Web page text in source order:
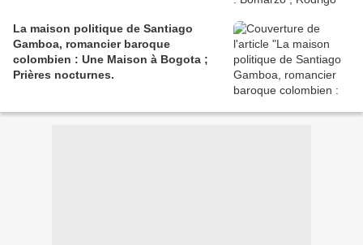
La maison politique de Santiago
Gamboa, romancier baroque
colombien : Une Maison à Bogota ;
Prières nocturnes.